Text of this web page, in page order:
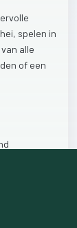
hei, spelen in
van alle
of een